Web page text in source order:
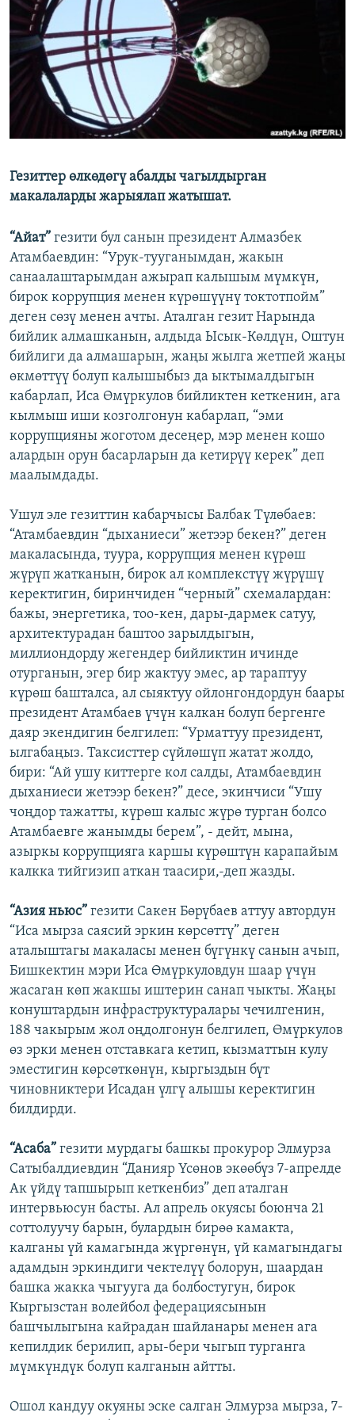
ЭЖЕ-СИҢДИЛЕР
АЗАТТЫК+
ЫҢГАЙСЫЗ СУРООЛОР
ОНЛАЙН ШЕРИНЕ
ЭЕ/АРнун бардык сайттары
Гезиттер өлкөдөгү абалды чагылдырган
макалаларды жарыялап жатышат.
“Айат” гезити бул санын президент Алмазбек
Атамбаевдин: “Урук-тууганымдан, жакын
санаалаштарымдан ажырап калышым мүмкүн,
бирок коррупция менен күрөшүүнү токтотпойм”
деген сөзү менен ачты. Аталган гезит Нарында
бийлик алмашканын, алдыда Ысык-Көлдүн, Оштун
бийлиги да алмашарын, жаңы жылга жетпей жаңы
өкмөттүү болуп калышыбыз да ыктымалдыгын
кабарлап, Иса Өмүркулов бийликтен кеткенин, ага
кылмыш иши козголгонун кабарлап, “эми
коррупцияны жоготом десеңер, мэр менен кошо
алардын орун басарларын да кетирүү керек” деп
маалымдады.
Ушул эле гезиттин кабарчысы Балбак Түлөбаев:
“Атамбаевдин “дыханиеси” жетээр бекен?” деген
макаласында, туура, коррупция менен күрөш
жүрүп жатканын, бирок ал комплекстүү жүрүшү
керектигин, биринчиден “черный” схемалардан:
бажы, энергетика, тоо-кен, дары-дармек сатуу,
архитектурадан баштоо зарылдыгын,
миллиондорду жегендер бийликтин ичинде
отурганын, эгер бир жактуу эмес, ар тараптуу
күрөш башталса, ал сыяктуу ойлонгондордун баары
президент Атамбаев үчүн калкан болуп бергенге
даяр экендигин белгилеп: “Урматтуу президент,
ылгабаңыз. Таксисттер сүйлөшүп жатат жолдо,
бири: “Ай ушу киттерге кол салды, Атамбаевдин
дыханиеси жетээр бекен?” десе, экинчиси “Ушу
чоңдор тажатты, күрөш калыс жүрө турган болсо
Атамбаевге жанымды берем”, - дейт, мына,
азыркы коррупцияга каршы күрөштүн карапайым
калкка тийгизип аткан таасири,-деп жазды.
“Азия ньюс” гезити Сакен Бөрүбаев аттуу автордун
“Иса мырза саясий эркин көрсөттү” деген
аталыштагы макаласы менен бүгүнкү санын ачып,
Бишкектин мэри Иса Өмүркуловдун шаар үчүн
жасаган көп жакшы иштерин санап чыкты. Жаңы
конуштардын инфраструктуралары чечилгенин,
188 чакырым жол оңдолгонун белгилеп, Өмүркулов
өз эрки менен отставкага кетип, кызматтын кулу
эместигин көрсөткөнүн, кыргыздын бүт
чиновниктери Исадан үлгү алышы керектигин
билдирди.
“Асаба” гезити мурдагы башкы прокурор Элмурза
Сатыбалдиевдин “Данияр Үсөнов экөөбүз 7-апрелде
Ак үйдү тапшырып кеткенбиз” деп аталган
интервьюсун басты. Ал апрель окуясы боюнча 21
соттолуучу барын, булардын бирөө камакта,
калганы үй камагында жүргөнүн, үй камагындагы
адамдын эркиндиги чектелүү болорун, шаардан
башка жакка чыгууга да болбостугун, бирок
Кыргызстан волейбол федерациясынын
башчылыгына кайрадан шайланары менен ага
кепилдик берилип, ары-бери чыгып турганга
мүмкүндүк болуп калганын айтты.
Ошол кандуу окуяны эске салган Элмурза мырза, 7-